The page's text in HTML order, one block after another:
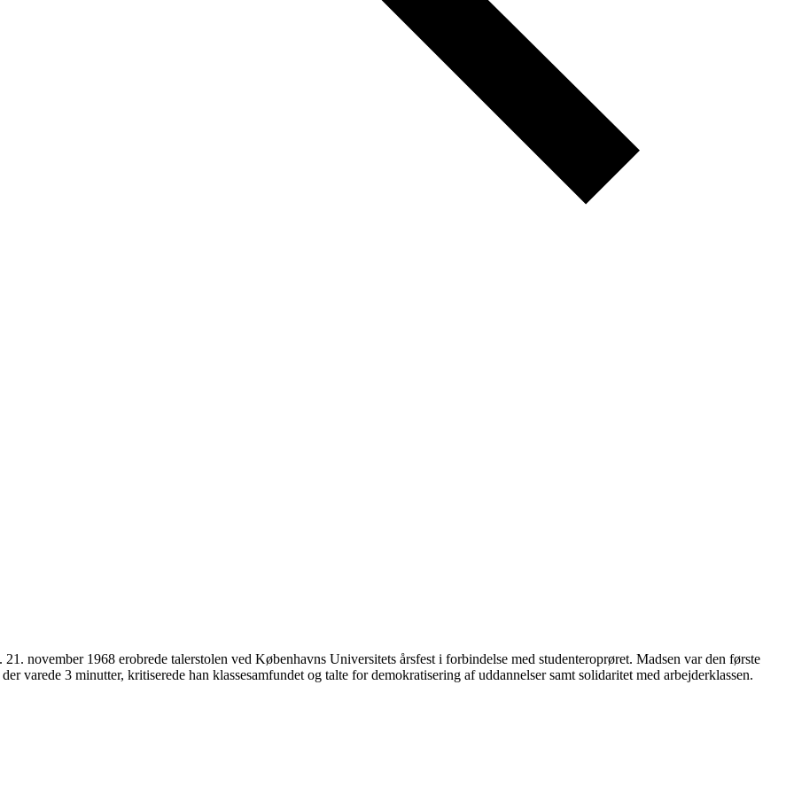
november 1968 erobrede talerstolen ved Københavns Universitets årsfest i forbindelse med studenteroprøret. Madsen var den første
varede 3 minutter, kritiserede han klassesamfundet og talte for demokratisering af uddannelser samt solidaritet med arbejderklassen.